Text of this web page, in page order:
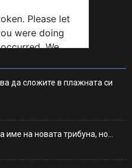
да сложите в плажната си
име на новата трибуна, но…